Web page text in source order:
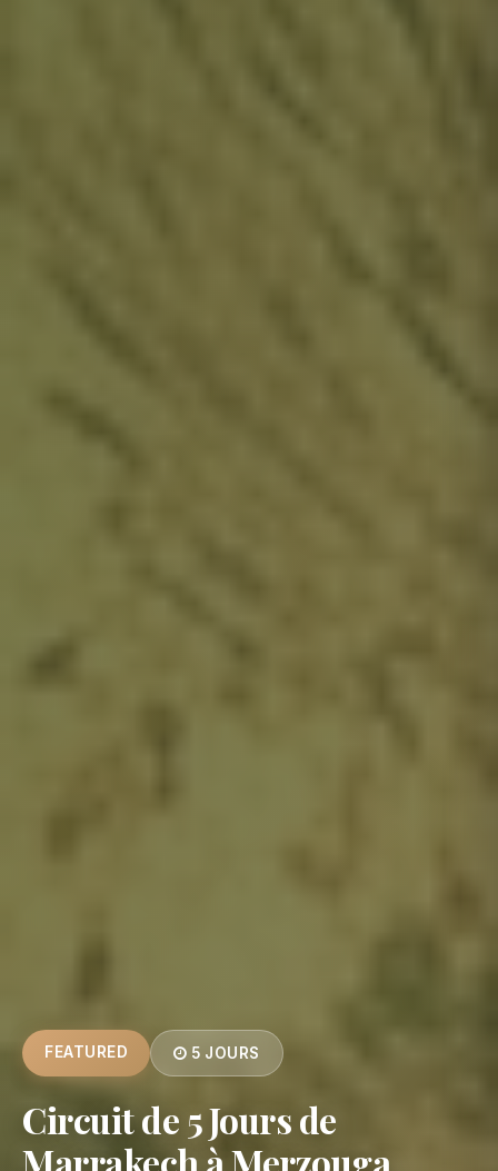
FEATURED 5 JOURS
Circuit de 5 Jours de
Marrakech à Merzouga